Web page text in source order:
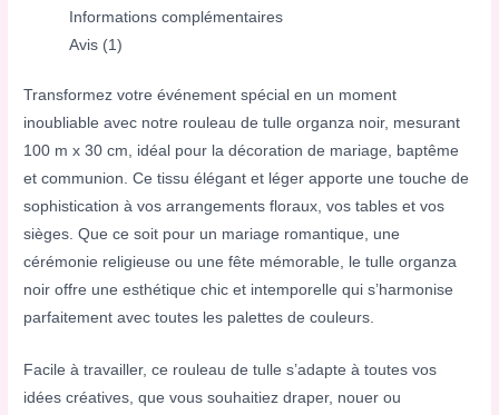
Informations complémentaires
Avis (1)
Transformez votre événement spécial en un moment
inoubliable avec notre rouleau de tulle organza noir, mesurant
100 m x 30 cm, idéal pour la décoration de mariage, baptême
et communion. Ce tissu élégant et léger apporte une touche de
sophistication à vos arrangements floraux, vos tables et vos
sièges. Que ce soit pour un mariage romantique, une
cérémonie religieuse ou une fête mémorable, le tulle organza
noir offre une esthétique chic et intemporelle qui s’harmonise
parfaitement avec toutes les palettes de couleurs.
Facile à travailler, ce rouleau de tulle s’adapte à toutes vos
idées créatives, que vous souhaitiez draper, nouer ou